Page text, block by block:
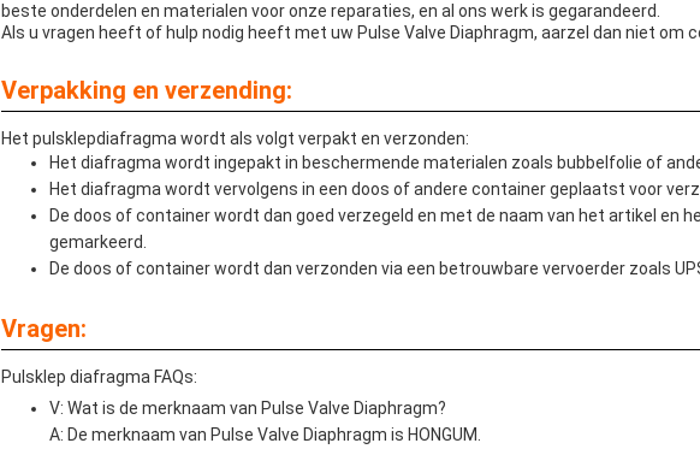
beste onderdelen en materialen voor onze reparaties, en al ons werk is gegarandeerd.
Als u vragen heeft of hulp nodig heeft met uw Pulse Valve Diaphragm, aarzel dan niet om
Verpakking en verzending:
Het pulsklepdiafragma wordt als volgt verpakt en verzonden:
Het diafragma wordt ingepakt in beschermende materialen zoals bubbelfolie of
Het diafragma wordt vervolgens in een doos of andere container geplaatst voor
De doos of container wordt dan goed verzegeld en met de naam van het artikel en
gemarkeerd.
De doos of container wordt dan verzonden via een betrouwbare vervoerder zoals
Vragen:
Pulsklep diafragma FAQs:
V: Wat is de merknaam van Pulse Valve Diaphragm?
A: De merknaam van Pulse Valve Diaphragm is HONGUM.